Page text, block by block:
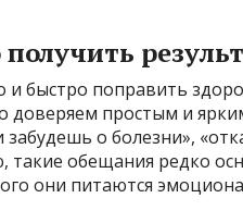
и быстро поправить
доверяем простым и
о болезни»,
такие обещания редко
они питаются